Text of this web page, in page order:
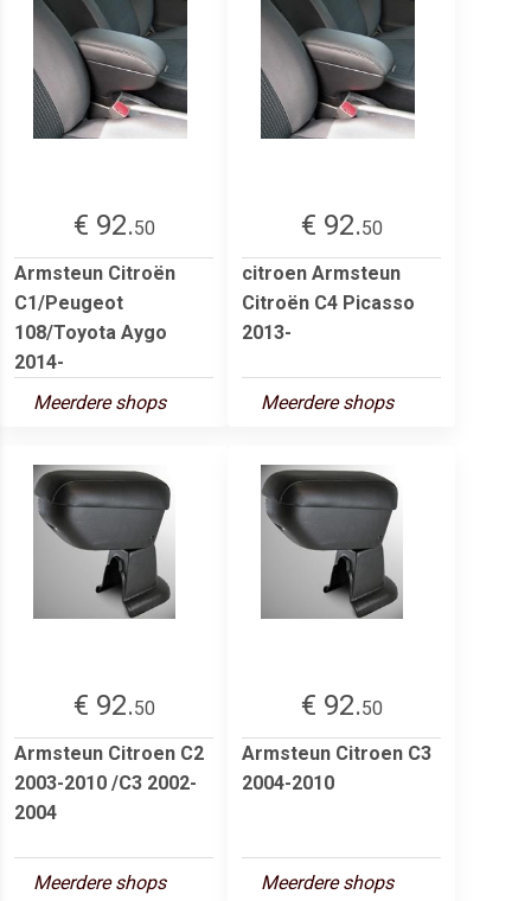
€ 92.50
Armsteun Citroën
C1/Peugeot
108/Toyota Aygo
2014-
Meerdere shops
€ 92.50
citroen Armsteun
Citroën C4 Picasso
2013-
Meerdere shops
€ 92.50
Armsteun Citroen C2
2003-2010 /C3 2002-
2004
Meerdere shops
€ 92.50
Armsteun Citroen C3
2004-2010
Meerdere shops